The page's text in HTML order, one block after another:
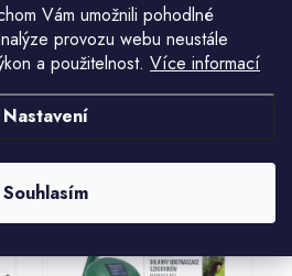
Vám umožnili pohodlné
provozu webu neustále
a použitelnost. Více informací
Nastavení
Souhlasím
dobře
produkty